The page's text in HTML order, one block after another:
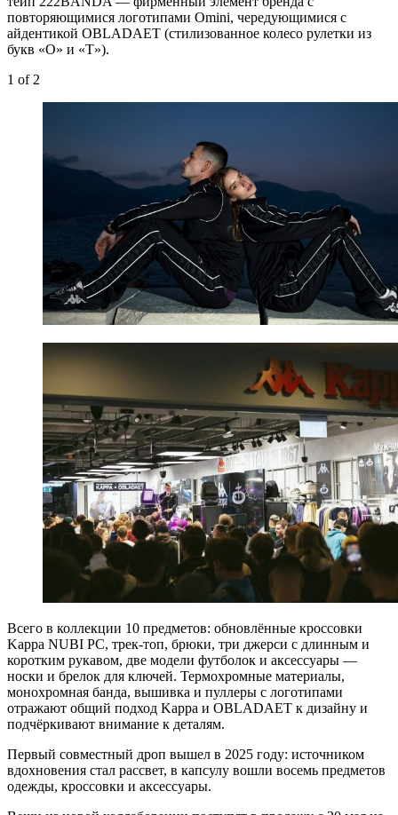
повторяющимися логотипами Omini, чередующимися с
айдентикой OBLADAET (стилизованное колесо рулетки из
букв «O» и «T»).
1 of 2
Всего в коллекции 10 предметов: обновлённые кроссовки
Kappa NUBI PC, трек-топ, брюки, три джерси с длинным и
коротким рукавом, две модели футболок и аксессуары —
носки и брелок для ключей. Термохромные материалы,
монохромная банда, вышивка и пуллеры с логотипами
отражают общий подход Kappa и OBLADAET к дизайну и
подчёркивают внимание к деталям.
Первый совместный дроп вышел в 2025 году: источником
вдохновения стал рассвет, в капсулу вошли восемь предметов
одежды, кроссовки и аксессуары.